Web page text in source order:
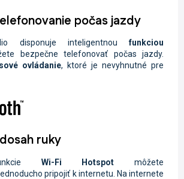
počas jazdy
disponuje inteligentnoufunkciou
bezpečne telefonovať počas jazdy.
ovládanie, ktoré je nevyhnutné pre
ruky
Wi-Fi Hotspot môžete
pripojiť k internetu. Na internete